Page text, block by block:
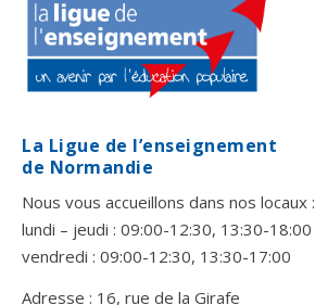
La Ligue de l’enseignement
de Normandie
Nous vous accueillons dans nos locaux :
lundi – jeudi : 09:00-12:30, 13:30-18:00
vendredi : 09:00-12:30, 13:30-17:00
Adresse : 16, rue de la Girafe